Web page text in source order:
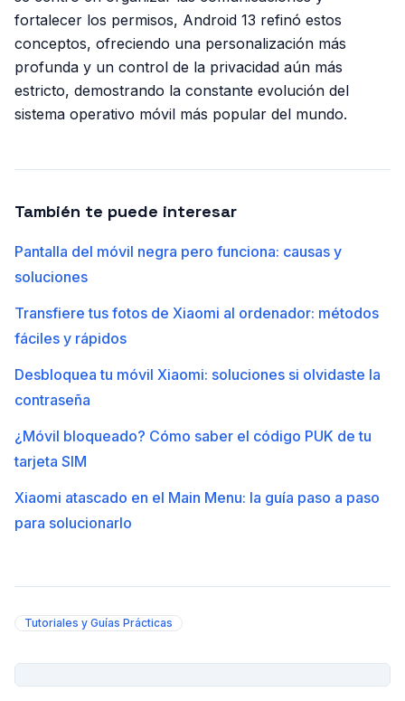
fortalecer los permisos, Android 13 refinó estos
conceptos, ofreciendo una personalización más
profunda y un control de la privacidad aún más
estricto, demostrando la constante evolución del
sistema operativo móvil más popular del mundo.
También te puede interesar
Pantalla del móvil negra pero funciona: causas y
soluciones
Transfiere tus fotos de Xiaomi al ordenador: métodos
fáciles y rápidos
Desbloquea tu móvil Xiaomi: soluciones si olvidaste la
contraseña
¿Móvil bloqueado? Cómo saber el código PUK de tu
tarjeta SIM
Xiaomi atascado en el Main Menu: la guía paso a paso
para solucionarlo
Tutoriales y Guías Prácticas